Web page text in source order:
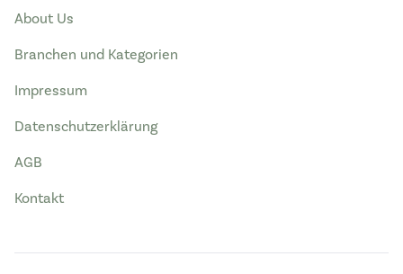
About Us
Branchen und Kategorien
Impressum
Datenschutzerklärung
AGB
Kontakt